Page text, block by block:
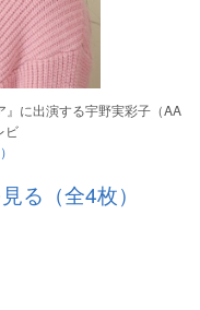
に出演する宇野実彩子（AA
ビ
る（全4枚）